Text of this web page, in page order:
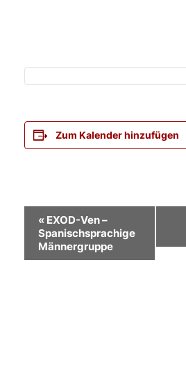
Zum Kalender hinzufügen
Veranstaltung-
Navigation
« EXOD-Ven –
Spanischsprachige
Männergruppe